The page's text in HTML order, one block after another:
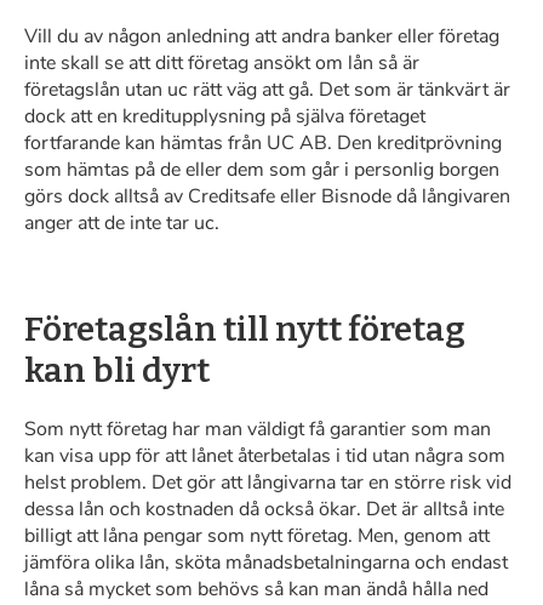
Vill du av någon anledning att andra banker eller företag
inte skall se att ditt företag ansökt om lån så är
företagslån utan uc rätt väg att gå. Det som är tänkvärt är
dock att en kreditupplysning på själva företaget
fortfarande kan hämtas från UC AB. Den kreditprövning
som hämtas på de eller dem som går i personlig borgen
görs dock alltså av Creditsafe eller Bisnode då långivaren
anger att de inte tar uc.
Företagslån till nytt företag
kan bli dyrt
Som nytt företag har man väldigt få garantier som man
kan visa upp för att lånet återbetalas i tid utan några som
helst problem. Det gör att långivarna tar en större risk vid
dessa lån och kostnaden då också ökar. Det är alltså inte
billigt att låna pengar som nytt företag. Men, genom att
jämföra olika lån, sköta månadsbetalningarna och endast
låna så mycket som behövs så kan man ändå hålla ned